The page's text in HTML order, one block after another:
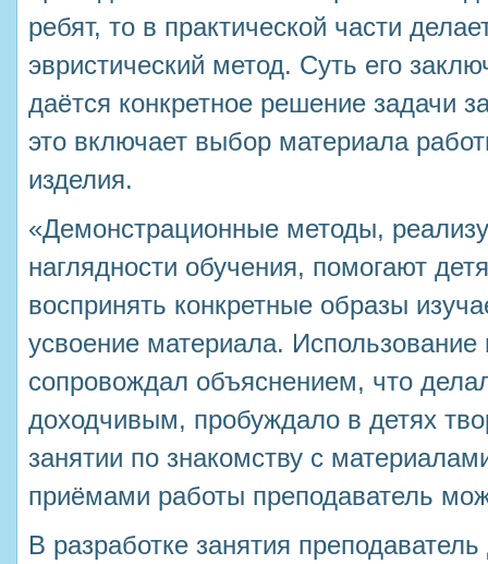
ребят, то в практической части
эвристический метод. Суть его
даётся конкретное решение задачи
это включает выбор материала
изделия.
«Демонстрационные методы,
наглядности обучения, помогают
воспринять конкретные образы
усвоение материала. Использование
сопровождал объяснением, что
доходчивым, пробуждало в детях
занятии по знакомству с
приёмами работы преподаватель
В разработке занятия